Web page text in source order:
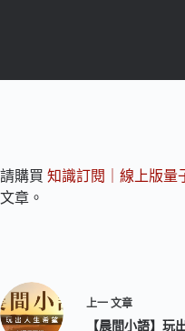
請購買 知識訂閱｜線上版量
文章。
上一 文章
【晨間小語】玩